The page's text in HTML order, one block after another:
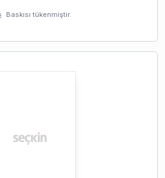
Baskısı tükenmiştir.